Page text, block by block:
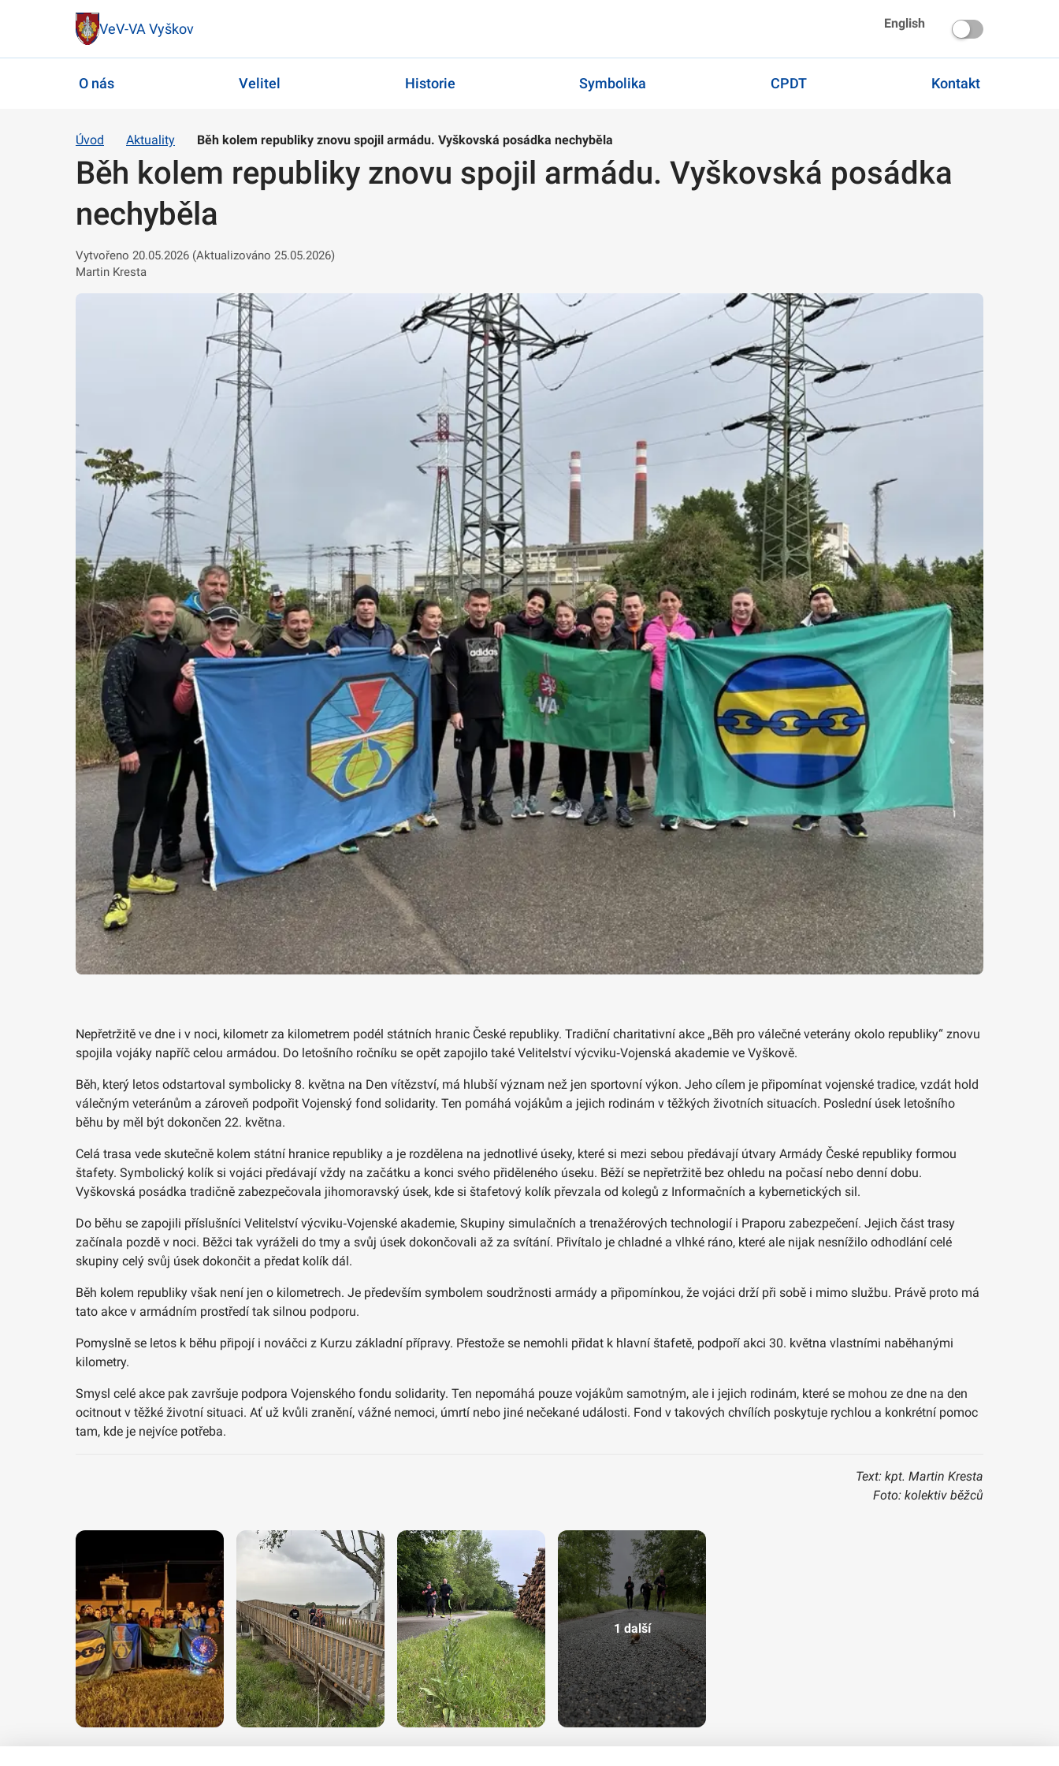
VeV-VA Vyškov English
O nás Velitel Historie Symbolika CPDT Kontakt
Úvod Aktuality Běh kolem republiky znovu spojil armádu. Vyškovská posádka nechyběla
Běh kolem republiky znovu spojil armádu. Vyškovská posádka
nechyběla
Vytvořeno 20.05.2026 (Aktualizováno 25.05.2026)
Martin Kresta
Nepřetržitě ve dne i v noci, kilometr za kilometrem podél státních hranic České republiky. Tradiční charitativní akce „Běh pro válečné veterány okolo republiky“ znovu
spojila vojáky napříč celou armádou. Do letošního ročníku se opět zapojilo také Velitelství výcviku‑Vojenská akademie ve Vyškově.
Běh, který letos odstartoval symbolicky 8. května na Den vítězství, má hlubší význam než jen sportovní výkon. Jeho cílem je připomínat vojenské tradice, vzdát hold
válečným veteránům a zároveň podpořit Vojenský fond solidarity. Ten pomáhá vojákům a jejich rodinám v těžkých životních situacích. Poslední úsek letošního
běhu by měl být dokončen 22. května.
Celá trasa vede skutečně kolem státní hranice republiky a je rozdělena na jednotlivé úseky, které si mezi sebou předávají útvary Armády České republiky formou
štafety. Symbolický kolík si vojáci předávají vždy na začátku a konci svého přiděleného úseku. Běží se nepřetržitě bez ohledu na počasí nebo denní dobu.
Vyškovská posádka tradičně zabezpečovala jihomoravský úsek, kde si štafetový kolík převzala od kolegů z Informačních a kybernetických sil.
Do běhu se zapojili příslušníci Velitelství výcviku‑Vojenské akademie, Skupiny simulačních a trenažérových technologií i Praporu zabezpečení. Jejich část trasy
začínala pozdě v noci. Běžci tak vyráželi do tmy a svůj úsek dokončovali až za svítání. Přivítalo je chladné a vlhké ráno, které ale nijak nesnížilo odhodlání celé
skupiny celý svůj úsek dokončit a předat kolík dál.
Běh kolem republiky však není jen o kilometrech. Je především symbolem soudržnosti armády a připomínkou, že vojáci drží při sobě i mimo službu. Právě proto má
tato akce v armádním prostředí tak silnou podporu.
Pomyslně se letos k běhu připojí i nováčci z Kurzu základní přípravy. Přestože se nemohli přidat k hlavní štafetě, podpoří akci 30. května vlastními naběhanými
kilometry.
Smysl celé akce pak završuje podpora Vojenského fondu solidarity. Ten nepomáhá pouze vojákům samotným, ale i jejich rodinám, které se mohou ze dne na den
ocitnout v těžké životní situaci. Ať už kvůli zranění, vážné nemoci, úmrtí nebo jiné nečekané události. Fond v takových chvílích poskytuje rychlou a konkrétní pomoc
tam, kde je nejvíce potřeba.
Text: kpt. Martin Kresta
Foto: kolektiv běžců
1 další